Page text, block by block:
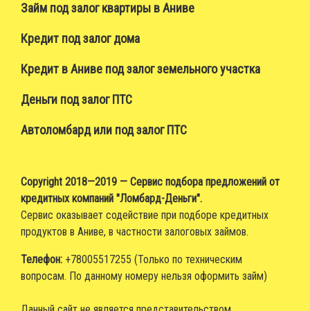
Займ под залог квартиры в Аниве
Кредит под залог дома
Кредит в Аниве под залог земельного участка
Деньги под залог ПТС
Автоломбард или под залог ПТС
Copyright 2018—2019 — Сервис подбора предложений от
кредитных компаний "Ломбард-Деньги".
Сервис оказывает содействие при подборе кредитных
продуктов в Аниве, в частности залоговых займов.
Телефон: +78005517255 (Только по техническим
вопросам. По данному номеру нельзя оформить займ)